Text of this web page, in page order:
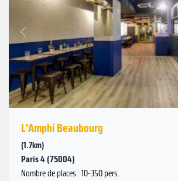
Précédent
L'Amphi Beaubourg
(1.7km)
Paris 4 (75004)
Nombre de places : 10-350 pers.